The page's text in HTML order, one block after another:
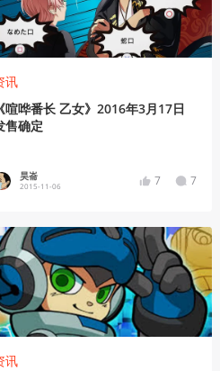
讯
《喧哗番长 乙女》2016年3月17日
售确定
昊崙
2015-11-06 7 7
讯